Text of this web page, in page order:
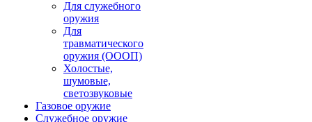
Для служебного
оружия
Для
травматического
оружия (ОООП)
Холостые,
шумовые,
светозвуковые
Газовое оружие
Служебное оружие